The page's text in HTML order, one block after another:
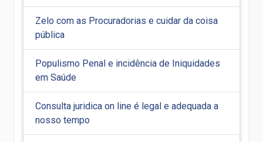
Zelo com as Procuradorias e cuidar da coisa
pública
Populismo Penal e incidência de Iniquidades
em Saúde
Consulta juridica on line é legal e adequada a
nosso tempo